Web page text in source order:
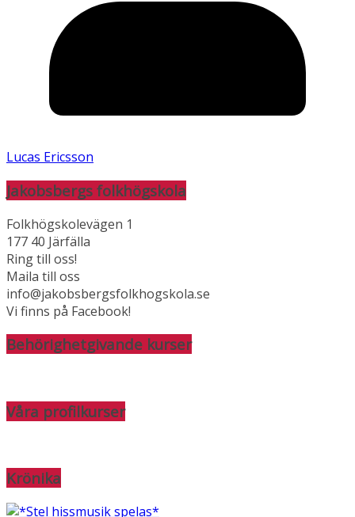
Lucas Ericsson
Jakobsbergs folkhögskola
Folkhögskolevägen 1
177 40 Järfälla
Ring till oss!
Maila till oss
info@jakobsbergsfolkhogskola.se
Vi finns på Facebook!
Behörighetgivande kurser
Våra profilkurser
Krönika